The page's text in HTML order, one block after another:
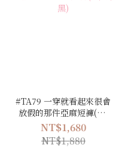
#TA79 一穿就看起來很會
放假的那件亞麻短褲(白/
米/黑)
NT$1,680
NT$1,880